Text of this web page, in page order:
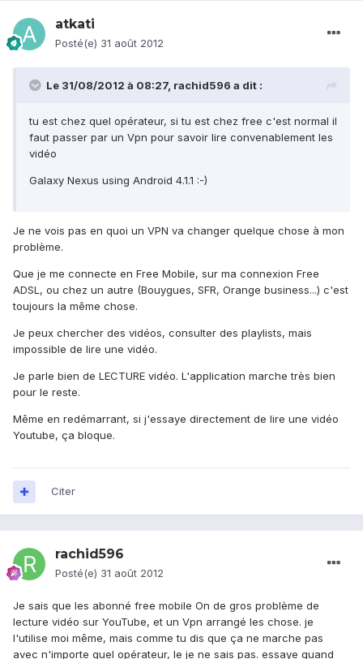
atkati
Posté(e) 31 août 2012
Le 31/08/2012 à 08:27, rachid596 a dit :
tu est chez quel opérateur, si tu est chez free c'est normal il
faut passer par un Vpn pour savoir lire convenablement les
vidéo
Galaxy Nexus using Android 4.1.1 :-)
Je ne vois pas en quoi un VPN va changer quelque chose à mon
problème.
Que je me connecte en Free Mobile, sur ma connexion Free
ADSL, ou chez un autre (Bouygues, SFR, Orange business...) c'est
toujours la même chose.
Je peux chercher des vidéos, consulter des playlists, mais
impossible de lire une vidéo.
Je parle bien de LECTURE vidéo. L'application marche très bien
pour le reste.
Même en redémarrant, si j'essaye directement de lire une vidéo
Youtube, ça bloque.
Citer
rachid596
Posté(e) 31 août 2012
Je sais que les abonné free mobile On de gros problème de
lecture vidéo sur YouTube, et un Vpn arrangé les chose. je
l'utilise moi même, mais comme tu dis que ça ne marche pas
avec n'importe quel opérateur, le je ne sais pas. essaye quand